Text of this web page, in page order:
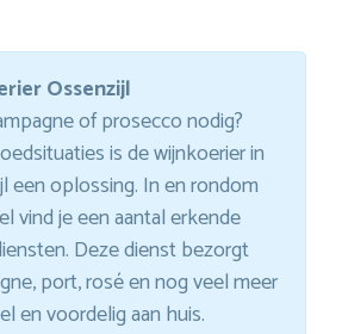
Ossenzijl
of prosecco nodig?
is de wijnkoerier in
een oplossing. In en rondom
vind je een aantal erkende
Deze dienst bezorgt
port, rosé en nog veel meer
en voordelig aan huis.